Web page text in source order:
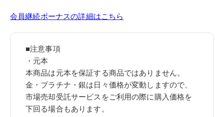
会員継続ボーナスの詳細はこちら
■注意事項
・元本
本商品は元本を保証する商品ではありません。
金・プラチナ・銀は日々価格が変動しますので、
市場売却受託サービスをご利用の際に購入価格を
下回る場合もあります。